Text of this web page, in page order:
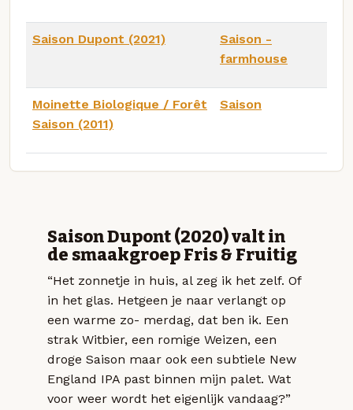
Saison Dupont (2021)
Saison -
farmhouse
Moinette Biologique / Forêt
Saison (2011)
Saison
Saison Dupont (2020) valt in
de smaakgroep Fris & Fruitig
“Het zonnetje in huis, al zeg ik het zelf. Of
in het glas. Hetgeen je naar verlangt op
een warme zo- merdag, dat ben ik. Een
strak Witbier, een romige Weizen, een
droge Saison maar ook een subtiele New
England IPA past binnen mijn palet. Wat
voor weer wordt het eigenlijk vandaag?”